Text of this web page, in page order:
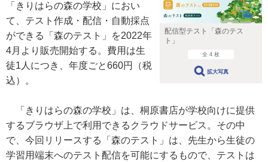
配信型テスト「森のテス
ト」
全 4 枚
拡大写真
「きりはらの森の学校」におい
て、テスト作成・配信・自動採点
ができる「森のテスト」を2022年
4月より販売開始する。費用は生
徒1人につき、年度ごと660円（税
込）。
「きりはらの森の学校」は、桐原書店が学校向けに提供
するブラウザ上で利用できるクラウドサービス。その中
で、今回リリースする「森のテスト」は、先生から生徒の
学習用端末へのテスト配信を可能にするもので、テストは